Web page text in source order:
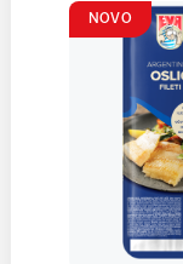
NOVO